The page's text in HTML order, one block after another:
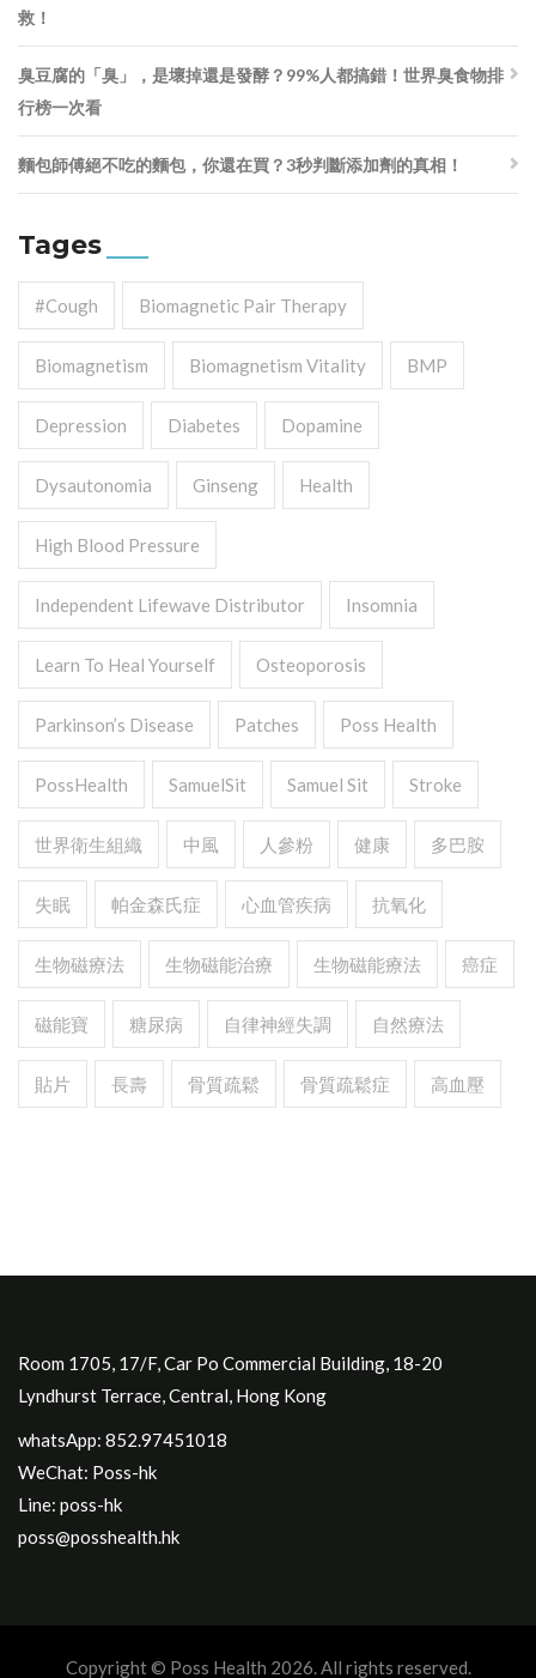
救！
臭豆腐的「臭」，是壞掉還是發酵？99%人都搞錯！世界臭食物排
行榜一次看
麵包師傅絕不吃的麵包，你還在買？3秒判斷添加劑的真相！
Tages
#cough Biomagnetic Pair Therapy
Biomagnetism Biomagnetism Vitality BMP
Depression Diabetes Dopamine
Dysautonomia Ginseng Health
High Blood Pressure
Independent Lifewave Distributor Insomnia
Learn To Heal Yourself Osteoporosis
Parkinson’s Disease Patches Poss Health
PossHealth SamuelSit Samuel Sit Stroke
世界衛生組織 中風 人參粉 健康 多巴胺
失眠 帕金森氏症 心血管疾病 抗氧化
生物磁療法 生物磁能治療 生物磁能療法 癌症
磁能寶 糖尿病 自律神經失調 自然療法
貼片 長壽 骨質疏鬆 骨質疏鬆症 高血壓
Room 1705, 17/F, Car Po Commercial Building, 18-20
Lyndhurst Terrace, Central, Hong Kong
whatsApp: 852.97451018
WeChat: Poss-hk
Line: poss-hk
poss@posshealth.hk
Copyright © Poss Health 2026. All rights reserved.